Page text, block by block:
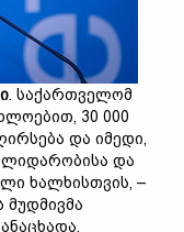
. საქართველომ
30 000
და იმედი,
და
ხალხისთვის, –
მუდმივმა